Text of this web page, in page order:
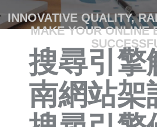
INNOVATIVE QUALITY,
MAKE YOUR ONLINE
搜尋引擎
南網站架